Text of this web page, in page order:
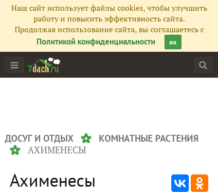
Наш сайт использует файлы cookies, чтобы улучшить
работу и повысить эффективность сайта.
Продолжая использование сайта, вы соглашаетесь с
Политикой конфиденциальности
ок
ДОСУГ И ОТДЫХ КОМНАТНЫЕ РАСТЕНИЯ
АХИМЕНЕСЫ
Ахименесы